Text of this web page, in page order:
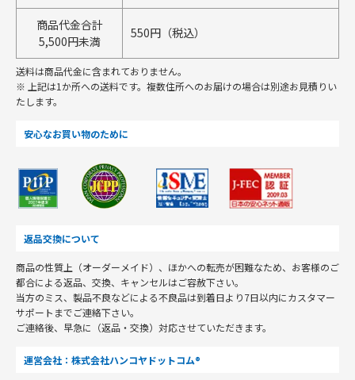
商品代金合計
5,500円未満
550円（税込）
送料は商品代金に含まれておりません。
※ 上記は1か所への送料です。複数住所へのお届けの場合は別途お見積りい
たします。
安心なお買い物のために
返品交換について
商品の性質上（オーダーメイド）、ほかへの転売が困難なため、お客様のご
都合による返品、交換、キャンセルはご容赦下さい。
当方のミス、製品不良などによる不良品は到着日より7日以内にカスタマー
サポートまでご連絡下さい。
ご連絡後、早急に（返品・交換）対応させていただきます。
運営会社：株式会社ハンコヤドットコム®